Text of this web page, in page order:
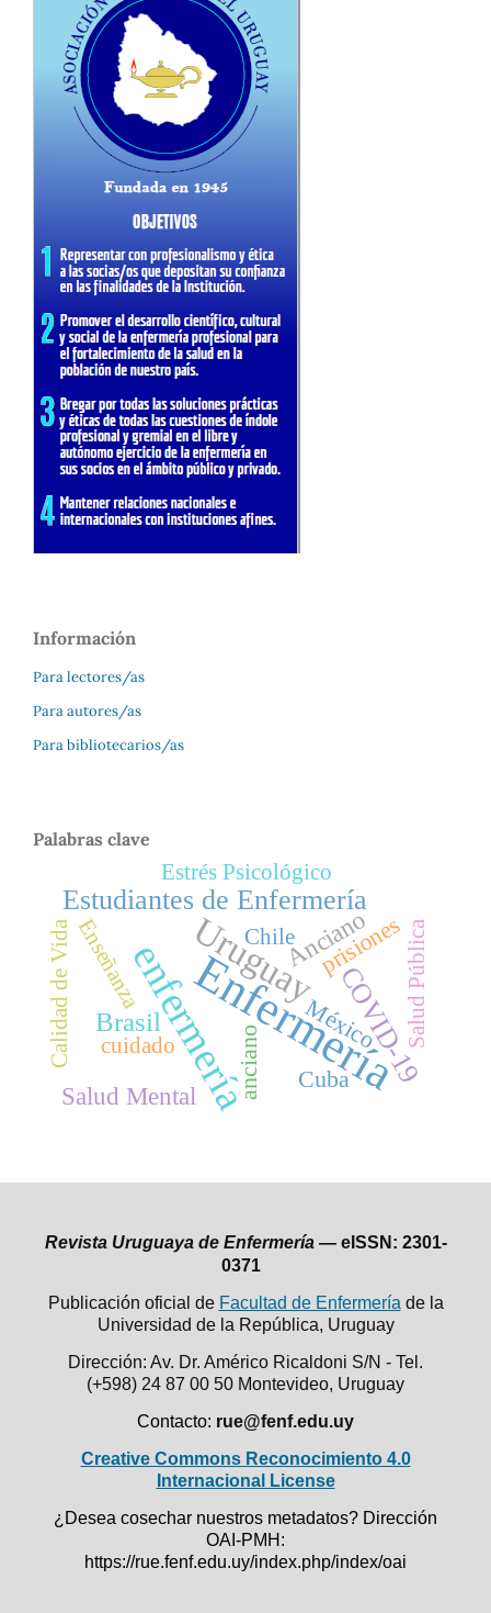
Información
Para lectores/as
Para autores/as
Para bibliotecarios/as
Palabras clave
Enfermería
enfermeríaUruguay
Estudiantes de Enfermería
COVID-19
Brasil
Anciano
Salud Mental
prisiones
México
Cuba
anciano
Enseñanza Salud Pública
Estrés Psicológico
Chile
Calidad de Vida cuidado
Revista Uruguaya de Enfermería — eISSN: 2301-
0371
Publicación oficial de Facultad de Enfermeríade la
Universidad de la República, Uruguay
Dirección: Av. Dr. Américo Ricaldoni S/N - Tel.
(+598) 24 87 00 50 Montevideo, Uruguay
Contacto: rue@fenf.edu.uy
Creative Commons Reconocimiento 4.0
Internacional License
¿Desea cosechar nuestros metadatos? Dirección
OAI-PMH:
https://rue.fenf.edu.uy/index.php/index/oai